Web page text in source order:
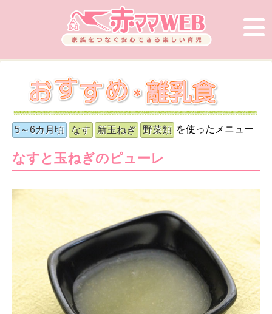
5～6カ月頃 なす 新玉ねぎ 野菜類 を使ったメニュー
なすと玉ねぎのピューレ